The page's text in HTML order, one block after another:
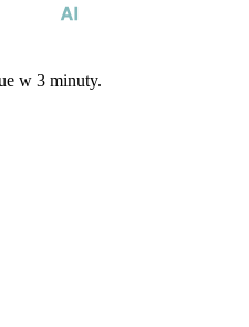
w 3 minuty.